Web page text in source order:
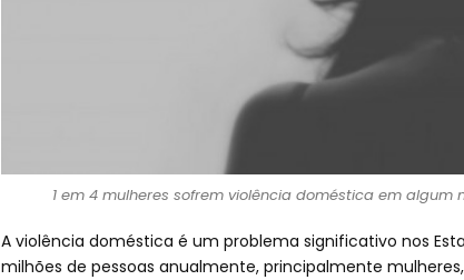
1 em 4 mulheres sofrem violência doméstica em algum
A violência doméstica é um problema significativo nos
milhões de pessoas anualmente, principalmente